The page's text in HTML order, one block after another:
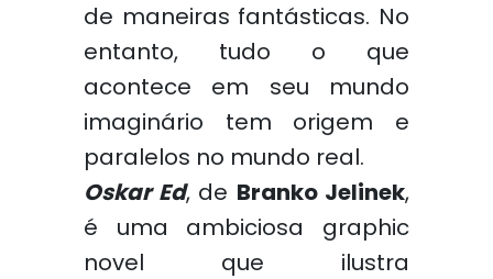
de maneiras fantásticas. No
entanto, tudo o que
acontece em seu mundo
imaginário tem origem e
paralelos no mundo real.
Oskar Ed, de Branko Jelinek,
é uma ambiciosa graphic
novel que ilustra